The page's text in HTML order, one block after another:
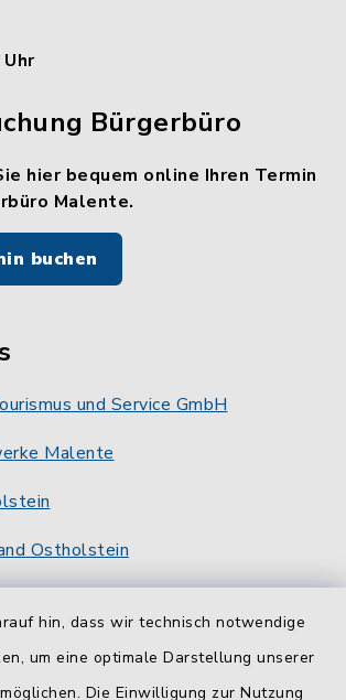
hin, dass wir technisch notwendige
um eine optimale Darstellung unserer
Die Einwilligung zur Nutzung
Bürgerbüro
hier bequem online Ihren Termin
Malente.
buchen
und Service GmbH
Malente
Ostholstein